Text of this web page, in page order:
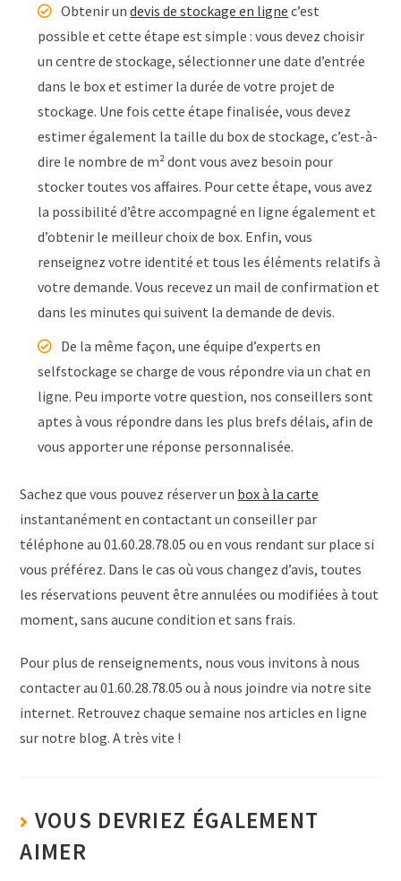
Obtenir undevis de stockage en ligne c’est
possible et cette étape est simple : vous devez choisir
un centre de stockage, sélectionner une date d’entrée
dans le box et estimer la durée de votre projet de
stockage. Une fois cette étape finalisée, vous devez
estimer également la taille du box de stockage, c’est-à-
dire le nombre de m² dont vous avez besoin pour
stocker toutes vos affaires. Pour cette étape, vous avez
la possibilité d’être accompagné en ligne également et
d’obtenir le meilleur choix de box. Enfin, vous
renseignez votre identité et tous les éléments relatifs à
votre demande. Vous recevez un mail de confirmation et
dans les minutes qui suivent la demande de devis.
De la même façon, une équipe d’experts en
selfstockage se charge de vous répondre via un chat en
ligne. Peu importe votre question, nos conseillers sont
aptes à vous répondre dans les plus brefs délais, afin de
vous apporter une réponse personnalisée.
Sachez que vous pouvez réserver un box à la carte
instantanément en contactant un conseiller par
téléphone au 01.60.28.78.05 ou en vous rendant sur place si
vous préférez. Dans le cas où vous changez d’avis, toutes
les réservations peuvent être annulées ou modifiées à tout
moment, sans aucune condition et sans frais.
Pour plus de renseignements, nous vous invitons à nous
contacter au 01.60.28.78.05 ou à nous joindre via notre site
internet. Retrouvez chaque semaine nos articles en ligne
sur notre blog. A très vite !
VOUS DEVRIEZ ÉGALEMENT
AIMER